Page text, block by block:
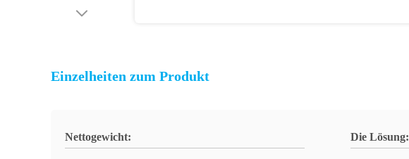
Einzelheiten zum Produkt
Nettogewicht: Die Lösung: